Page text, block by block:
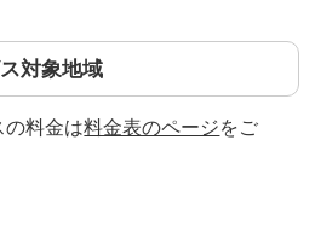
ス対象地域
料金は料金表のページをご